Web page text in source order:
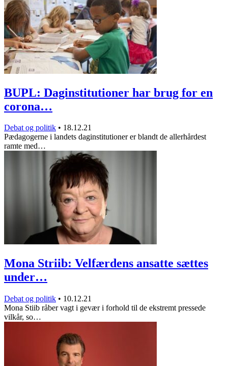
BUPL: Daginstitutioner har brug for en
corona…
Debat og politik • 18.12.21
Pædagogerne i landets daginstitutioner er blandt de allerhårdest
ramte med…
Mona Striib: Velfærdens ansatte sættes
under…
Debat og politik • 10.12.21
Mona Stiib råber vagt i gevær i forhold til de ekstremt pressede
vilkår, so…